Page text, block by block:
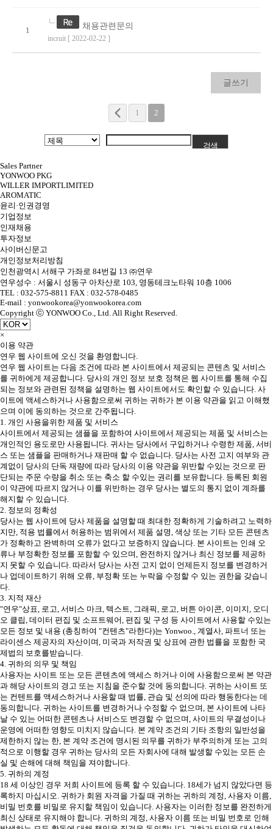
1 채용관련문의
incruit [ 2022-02-22 ]
글쓰기
1 2
Sales Partner
YONWOO PKG
WILLER IMPORTLIMITED
AROMATIC
윤리·인권경영
기업정보
인재채용
투자정보
사이버신문고
개인정보처리방침
인천광역시 서해구 가좌로 84번길 13 ㈜연우
연우성수 : 서울시 성동구 아차산로 103, 영동테크노타워 10층 1006
TEL : 032-575-8811 FAX : 032-578-0485
E-mail : yonwookorea@yonwookorea.com
Copyright ⓒ YONWOO Co., Ltd. All Right Reserved.
×
이용 약관
연우 웹 사이트에 오신 것을 환영합니다.
연우 웹 사이트는 다음 조건에 따라 본 사이트에서 제공되는 콘텐츠 및 서비스
를 귀하에게 제공합니다. 당사의 개인 정보 보호 정책은 웹 사이트를 통해 수집
되는 정보와 관련된 정책을 설명하는 웹 사이트에서도 확인할 수 있습니다. 사
이트에 액세스하거나 사용함으로써 귀하는 귀하가 본 이용 약관을 읽고 이해했
으며 이에 동의하는 것으로 간주됩니다.
1. 개인 사용을위한 제품 및 서비스
사이트에서 제공되는 샘플을 포함하여 사이트에서 제공되는 제품 및 서비스는
개인적인 용도로만 사용됩니다. 귀사는 당사에서 구입하거나 수령한 제품, 서비
스 또는 샘플을 판매하거나 재판매 할 수 없습니다. 당사는 사전 고지 여부와 관
계없이 당사의 단독 재량에 따라 당사의 이용 약관을 위반할 수있는 것으로 판
단되는 주문 수량을 취소 또는 축소 할 수있는 권리를 보유합니다. 등록된 회원
이 약관에 따르지 않거나 이를 위반하는 경우 당사는 별도의 통지 없이 계좌를
해지할 수 있습니다.
2. 정보의 정확성
당사는 웹 사이트에 당사 제품을 설명할 때 최대한 정확하게 기술하려고 노력하
지만, 적용 법률에서 허용하는 범위에서 제품 설명, 색상 또는 기타 모든 콘텐츠
가 정확하고 완벽하며 오류가 없다고 보증하지 않습니다. 본 사이트는 인쇄 오
류나 부정확한 정보를 포함할 수 있으며, 완전하지 않거나 최신 정보를 제공하
지 못할 수 있습니다. 따라서 당사는 사전 고지 없이 언제든지 정보를 변경하거
나 업데이트하기 위해 오류, 부정확 또는 누락을 수정할 수 있는 권한을 갖습니
다.
3. 지적 재산
"연우"상표, 로고, 서비스 마크, 텍스트, 그래픽, 로고, 버튼 아이콘, 이미지, 오디
오 클립, 데이터 편집 및 소프트웨어, 편집 및 구성 등 사이트에서 사용할 수있는
모든 정보 및 내용 (총칭하여 "컨텐츠"라한다)는 Yonwoo., 계열사, 파트너 또는
라이센스 제공자의 자산이며, 미국과 저작권 및 상표에 관한 법률을 포함한 국
제법의 보호를받습니다.
4. 귀하의 의무 및 책임
사용자는 사이트 또는 모든 콘텐츠에 액세스 하거나 이에 사용함으로써 본 약관
과 해당 사이트의 경고 또는 지침을 준수할 것에 동의합니다. 귀하는 사이트 또
는 컨텐트를 액세스하거나 사용할 때 법률, 관습 및 선의에 따라 행동한다는 데
동의합니다. 귀하는 사이트를 변경하거나 수정할 수 없으며, 본 사이트에 나타
날 수 있는 어떠한 콘텐츠나 서비스도 변경할 수 없으며, 사이트의 무결성이나
운영에 어떠한 영향도 미치지 않습니다. 본 계약 조건의 기타 조항의 일반성을
제한하지 않는 한, 본 계약 조건에 명시된 의무를 귀하가 부주의하게 또는 고의
적으로 이행할 경우 귀하는 당사의 모든 자회사에 대해 발생할 수있는 모든 손
실 및 손해에 대해 책임을 져야합니다.
5. 귀하의 계정
18 세 이상인 경우 저희 사이트에 등록 할 수 있습니다. 18세가 넘지 않았다면 등
록하지 마십시오. 귀하가 회원 자격을 가질 때 귀하는 귀하의 계정, 사용자 이름,
비밀 번호를 비밀로 유지할 책임이 있습니다. 사용자는 이러한 정보를 완전하게
최신 상태로 유지해야 합니다. 귀하의 계정, 사용자 이름 또는 비밀 번호로 인해